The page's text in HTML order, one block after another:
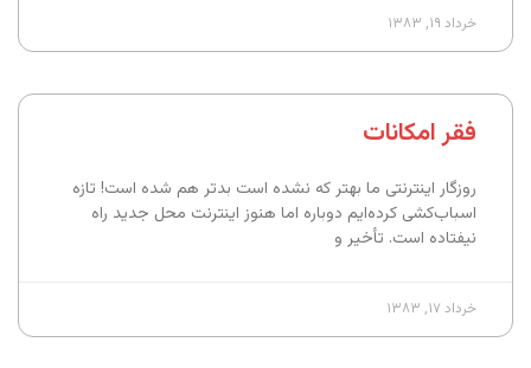
خرداد ۱۹, ۱۳۸۳
فقر امکانات
روزگار اینترنتى ما بهتر که نشده است بدتر هم شده است! تازه
اسباب‌کشى کرده‌ایم دوباره اما هنوز اینترنت محل جدید راه
نیفتاده است. تأخیر و
خرداد ۱۷, ۱۳۸۳